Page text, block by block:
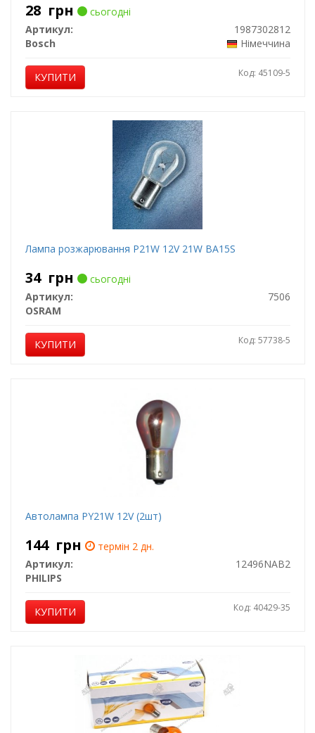
28 грн
сьогодні
Артикул:
1987302812
Bosch
Німеччина
КУПИТИ Код: 45109-5
Лампа розжарювання P21W 12V 21W BA15S
34 грн
сьогодні
Артикул:
7506
OSRAM
КУПИТИ Код: 57738-5
Автолампа PY21W 12V (2шт)
144 грн
термін 2 дн.
Артикул:
12496NAB2
PHILIPS
КУПИТИ Код: 40429-35